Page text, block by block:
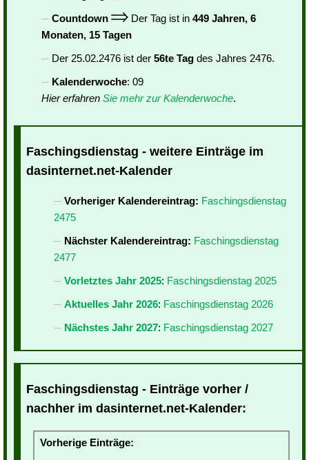
Countdown
Der Tag ist in 449 Jahren, 6
Monaten, 15 Tagen
Der 25.02.2476 ist der 56te Tag des Jahres 2476.
Kalenderwoche: 09
Hier erfahren Sie mehr zur Kalenderwoche.
Faschingsdienstag - weitere Einträge im
dasinternet.net-Kalender
Vorheriger Kalendereintrag: Faschingsdienstag
2475
Nächster Kalendereintrag: Faschingsdienstag
2477
Vorletztes Jahr 2025: Faschingsdienstag 2025
Aktuelles Jahr 2026: Faschingsdienstag 2026
Nächstes Jahr 2027: Faschingsdienstag 2027
Faschingsdienstag - Einträge vorher /
nachher im dasinternet.net-Kalender:
Vorherige Einträge: